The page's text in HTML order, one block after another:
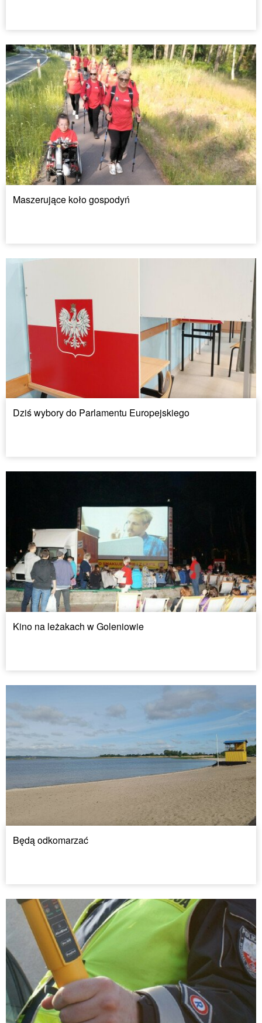
Maszerujące koło gospodyń
Dziś wybory do Parlamentu Europejskiego
Kino na leżakach w Goleniowie
Będą odkomarzać